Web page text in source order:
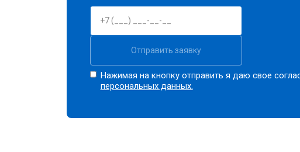
Замена расходомера
Замена разбрызгивателя
Отправить заявку
Нажимая на кнопку отправить я даю свое
персональных данных.